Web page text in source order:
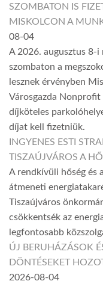
SZOMBATON IS
MISKOLCON A
08-04
A 2026. augusztus 8-i
szombaton a
lesznek érvényben
Városgazda
díjköteles
díjat kell fizetniük.
INGYENES ESTI
TISZAÚJVÁROS A
A rendkívüli hőség és
átmeneti
Tiszaújváros
csökkentsék az
legfontosabb
ÚJ BERUHÁZÁSOK
DÖNTÉSEKET
2026-08-04